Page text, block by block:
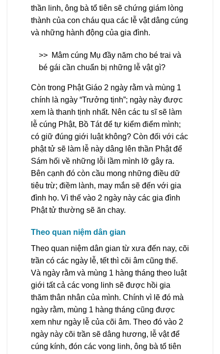
thần linh, ông bà tổ tiên sẽ chứng giám lòng
thành của con cháu qua các lễ vật dâng cúng
và những hành động của gia đình.
>> Mâm cúng Mụ đầy năm cho bé trai và
bé gái cần chuẩn bị những lễ vật gì?
Còn trong Phật Giáo 2 ngày rằm và mùng 1
chính là ngày “Trưởng tịnh”; ngày này được
xem là thanh tịnh nhất. Nên các tu sĩ sẽ làm
lễ cúng Phật, Bồ Tát để tự kiểm điểm mình;
có giữ đúng giới luật không? Còn đối với các
phật tử sẽ làm lễ này dâng lên thần Phật để
Sám hối về những lỗi lầm mình lỡ gây ra.
Bên cạnh đó còn cầu mong những điều dữ
tiêu trừ; điềm lành, may mắn sẽ đến với gia
đình họ. Vì thế vào 2 ngày này các gia đình
Phật tử thường sẽ ăn chay.
Theo quan niệm dân gian
Theo quan niệm dân gian từ xưa đến nay, cõi
trần có các ngày lễ, tết thì cõi âm cũng thế.
Và ngày rằm và mùng 1 hàng tháng theo luật
giới tất cả các vong linh sẽ được hồi gia
thăm thân nhân của mình. Chính vì lẽ đó mà
ngày rằm, mùng 1 hàng tháng cũng được
xem như ngày lễ của cõi âm. Theo đó vào 2
ngày này cõi trần sẽ dâng hương, lễ vật để
cúng kính, đón các vong linh, ông bà tổ tiên